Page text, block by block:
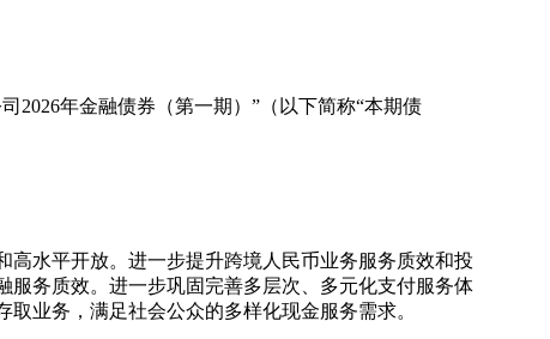
2026年金融债券（第一期）”（以下简称“本期债
水平开放。进一步提升跨境人民币业务服务质效和投
务质效。进一步巩固完善多层次、多元化支付服务体
业务，满足社会公众的多样化现金服务需求。